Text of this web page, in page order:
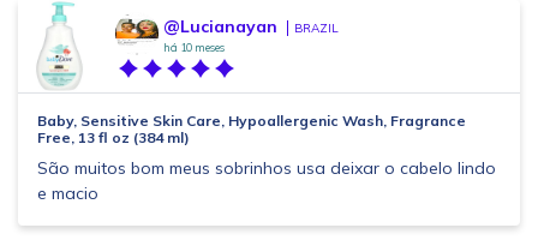
@Lucianayan BRAZIL
há 10 meses
Baby, Sensitive Skin Care, Hypoallergenic Wash, Fragrance
Free, 13 fl oz (384 ml)
São muitos bom meus sobrinhos usa deixar o cabelo lindo
e macio